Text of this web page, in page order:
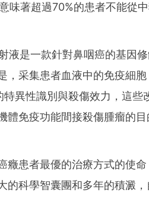
味著超過70%的患者不能從
液是一款針對鼻咽癌的基因
，采集患者血液中的免疫細
異性識別與殺傷效力，這些
體免疫功能間接殺傷腫瘤的
癥患者最優的治療方式的使
的科學智囊團和多年的積澱